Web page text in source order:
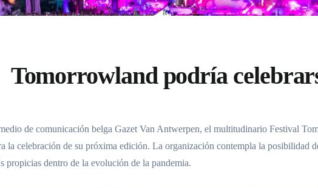
Tomorrowland podría
de comunicación belga Gazet Van Antwerpen, el multitudinario Festival
la celebración de su próxima edición. La organización contempla la posibilidad
propicias dentro de la evolución de la pandemia.